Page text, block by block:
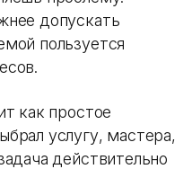
допускать
пользуется
как простое
услугу, мастера,
действительно